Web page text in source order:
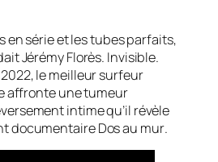
en série et les tubes parfaits,
Jérémy Florès. Invisible.
le meilleur surfeur
affronte une tumeur
intime qu’il révèle
documentaireDos au mur.